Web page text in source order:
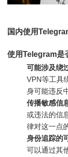
国内使用
使用Telegram是
可能涉及绕
VPN等工具
身可能违反
传播敏感信
或违法的信
律对这一点
身份追踪的
可以通过其